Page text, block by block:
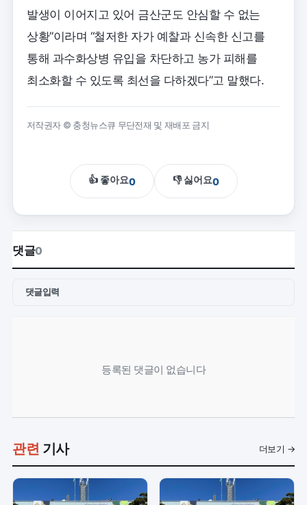
발생이 이어지고 있어 금산군도 안심할 수 없는
상황”이라며 “철저한 자가 예찰과 신속한 신고를
통해 과수화상병 유입을 차단하고 농가 피해를
최소화할 수 있도록 최선을 다하겠다”고 말했다.
저작권자 © 충청뉴스큐 무단전재 및 재배포 금지
👍 좋아요0 👎 싫어요0
댓글0
댓글입력
등록된 댓글이 없습니다
관련 기사 더보기 →